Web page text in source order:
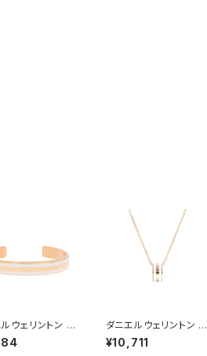
ウェリントン D
WELLINGTON
ブレスレット
ダニエルウェリントン D
ANIEL WELLINGTON
ネックレス レディース
¥10,711